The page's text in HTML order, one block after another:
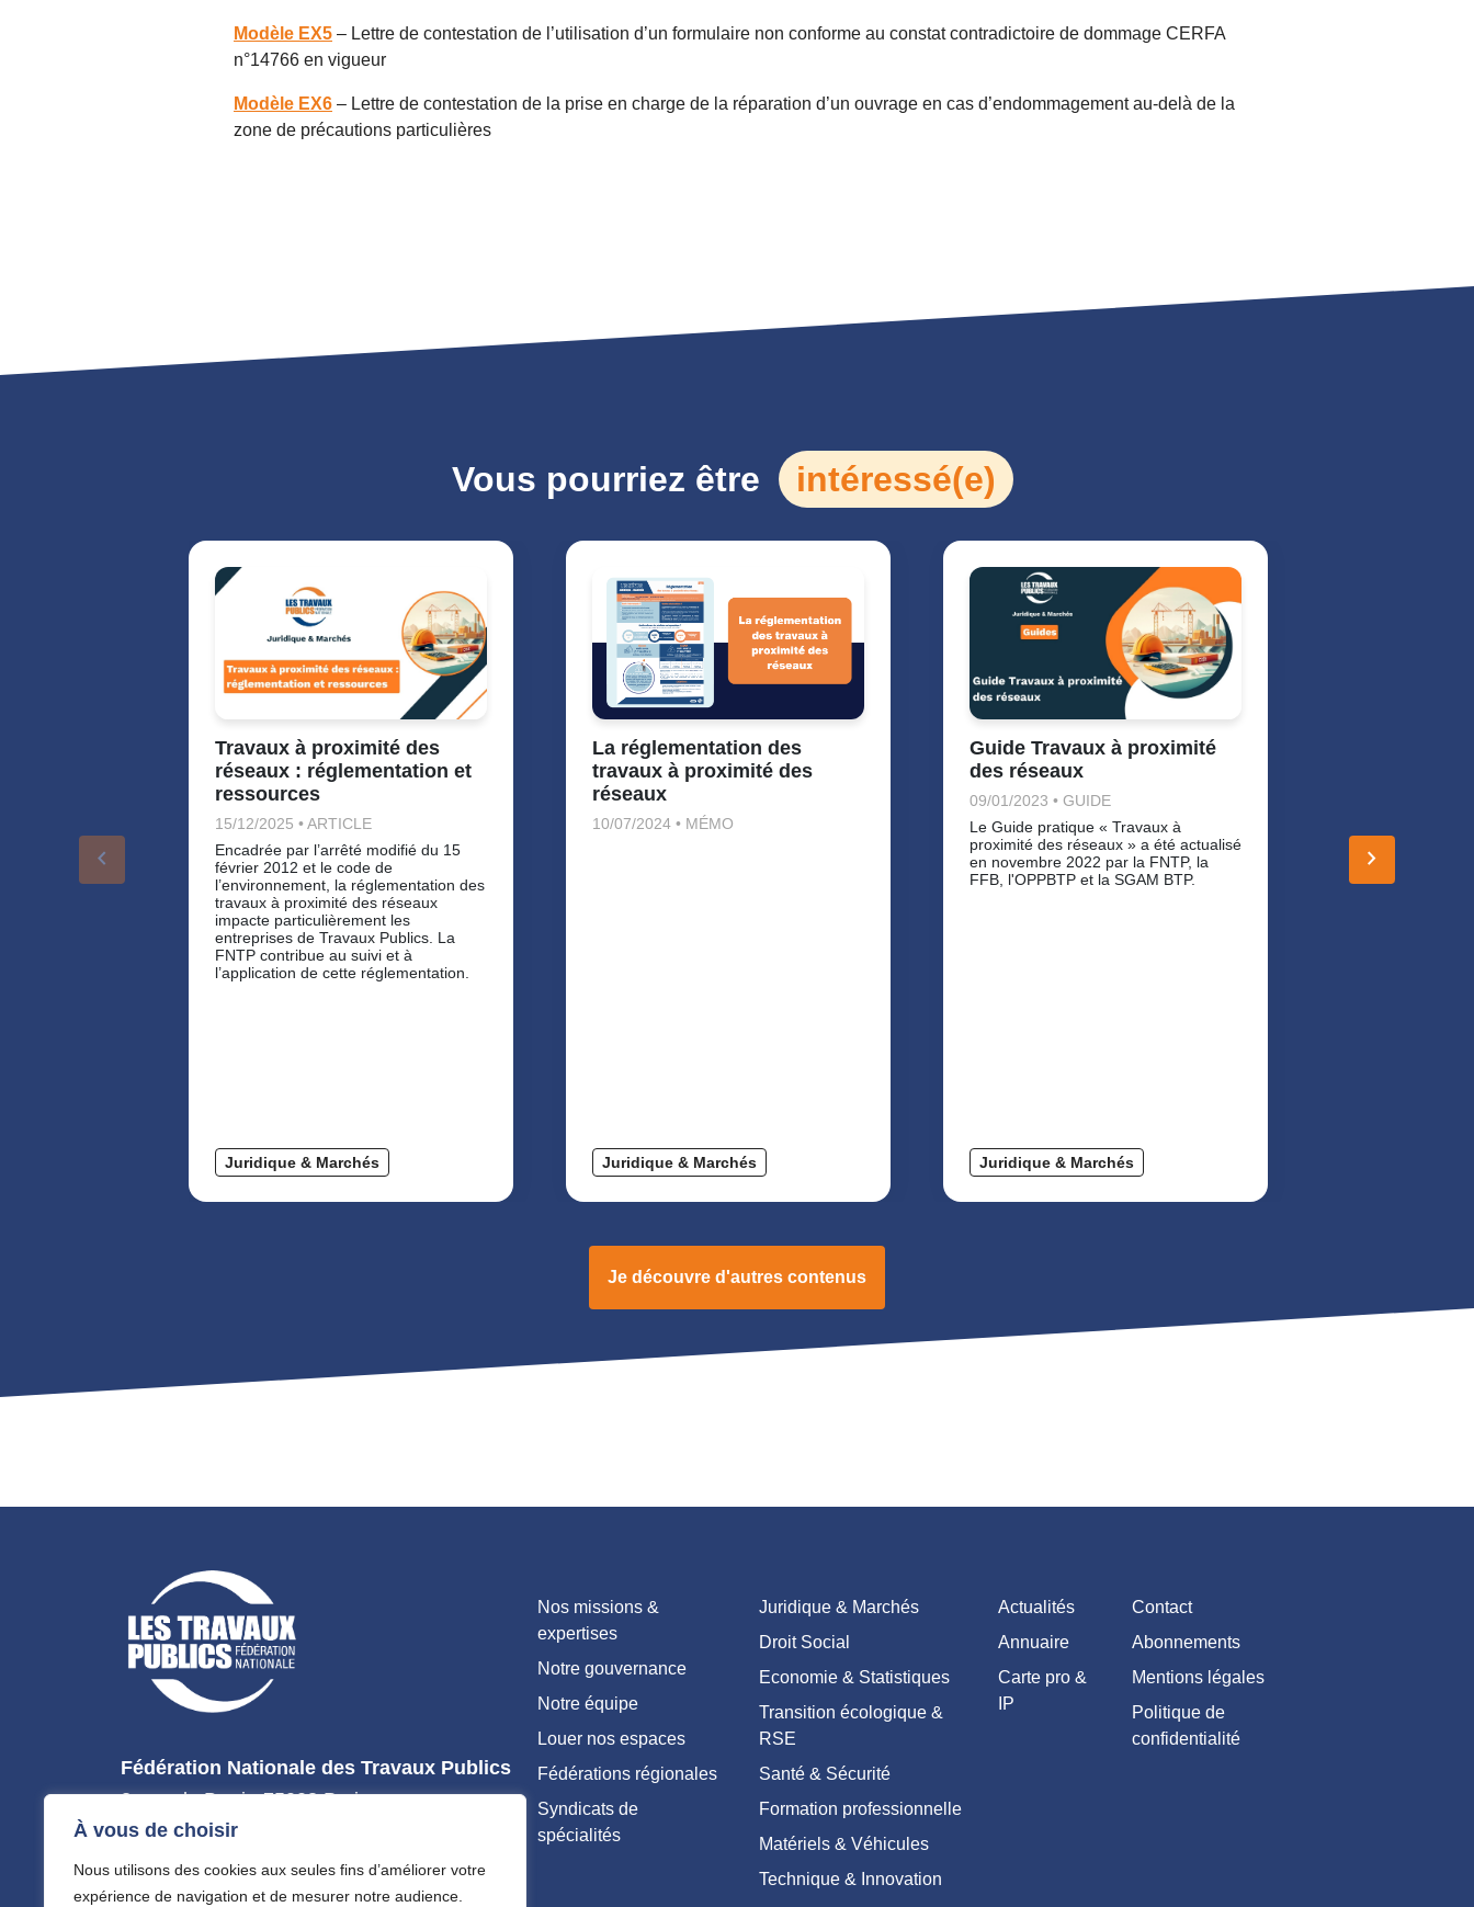
À vous de choisir
Nous utilisons des cookies aux seules fins d’améliorer votre
expérience de navigation et de mesurer notre audience.
Modèle EX5 – Lettre de contestation de l’utilisation d’un formulaire non conforme au constat contradictoire de dommage CERFA
n°14766 en vigueur
Modèle EX6 – Lettre de contestation de la prise en charge de la réparation d’un ouvrage en cas d’endommagement au-delà de la
zone de précautions particulières
Vous pourriez être intéressé(e)
keyboard_arrow_left
Travaux à proximité des
réseaux : réglementation et
ressources
15/12/2025 • ARTICLE
Encadrée par l’arrêté modifié du 15
février 2012 et le code de
l’environnement, la réglementation des
travaux à proximité des réseaux
impacte particulièrement les
entreprises de Travaux Publics. La
FNTP contribue au suivi et à
l’application de cette réglementation.
Juridique & Marchés
La réglementation des
travaux à proximité des
réseaux
10/07/2024 • MÉMO
Juridique & Marchés
Guide Travaux à proximité
des réseaux
09/01/2023 • GUIDE
Le Guide pratique « Travaux à
proximité des réseaux » a été actualisé
en novembre 2022 par la FNTP, la
FFB, l'OPPBTP et la SGAM BTP.
Juridique & Marchés
boîte à outils
proximité des
keyboard_arrow_right
Je découvre d'autres contenus
Fédération Nationale des Travaux Publics
3, rue de Berri - 75008 Paris
Tél : 01 44 13 31 44
Nos missions &
expertises
Notre gouvernance
Notre équipe
Louer nos espaces
Fédérations régionales
Syndicats de
spécialités
Juridique & Marchés
Droit Social
Economie & Statistiques
Transition écologique &
RSE
Santé & Sécurité
Formation professionnelle
Matériels & Véhicules
Technique & Innovation
Actualités
Annuaire
Carte pro &
IP
Contact
Abonnements
Mentions légales
Politique de
confidentialité